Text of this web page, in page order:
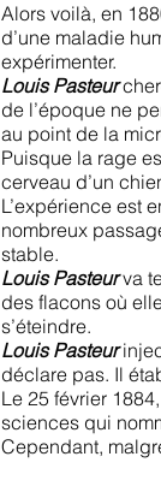
Alors voilà, en
d’une maladie
expérimenter.
Louis Pasteur
de l’époque ne
au point de la
Puisque la rage
cerveau d’un
L’expérience est
nombreux
stable.
Louis Pasteurva
des flacons où
s’éteindre.
Louis Pasteur
déclare pas. Il
Le 25 février 1884,
sciences qui
Cependant,